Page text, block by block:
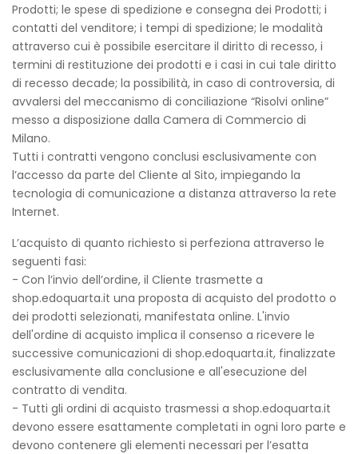
Prodotti; le spese di spedizione e consegna dei Prodotti; i
contatti del venditore; i tempi di spedizione; le modalità
attraverso cui è possibile esercitare il diritto di recesso, i
termini di restituzione dei prodotti e i casi in cui tale diritto
di recesso decade; la possibilità, in caso di controversia, di
avvalersi del meccanismo di conciliazione “Risolvi online”
messo a disposizione dalla Camera di Commercio di
Milano.
Tutti i contratti vengono conclusi esclusivamente con
l’accesso da parte del Cliente al Sito, impiegando la
tecnologia di comunicazione a distanza attraverso la rete
Internet.
L’acquisto di quanto richiesto si perfeziona attraverso le
seguenti fasi:
- Con l’invio dell’ordine, il Cliente trasmette a
shop.edoquarta.it una proposta di acquisto del prodotto o
dei prodotti selezionati, manifestata online. L'invio
dell'ordine di acquisto implica il consenso a ricevere le
successive comunicazioni di shop.edoquarta.it, finalizzate
esclusivamente alla conclusione e all'esecuzione del
contratto di vendita.
- Tutti gli ordini di acquisto trasmessi a shop.edoquarta.it
devono essere esattamente completati in ogni loro parte e
devono contenere gli elementi necessari per l’esatta